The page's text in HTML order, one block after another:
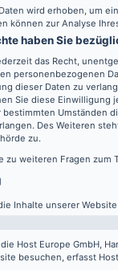
wird erhoben, um
können zur Analyse
haben Sie
das Recht,
personenbezogenen
dieser Daten zu
Sie diese Einwilligung
bestimmten Umständen
Des Weiteren
zu.
zu weiteren Fragen zum
Inhalte unserer
Host Europe GmbH,
besuchen, erfasst